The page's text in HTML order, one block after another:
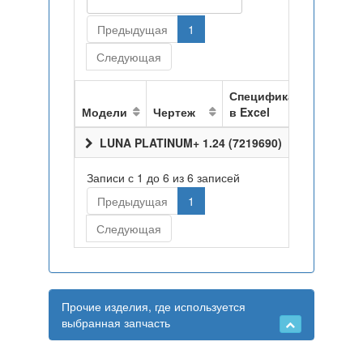
Предыдущая
1
Следующая
Модели Чертеж
Спецификация
в Excel
LUNA PLATINUM+ 1.24 (7219690)
Записи с 1 до 6 из 6 записей
Предыдущая
1
Следующая
Прочие изделия, где используется
выбранная запчасть